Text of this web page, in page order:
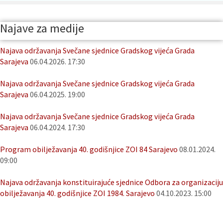
Najave za medije
Najava održavanja Svečane sjednice Gradskog vijeća Grada
Sarajeva 06.04.2026. 17:30
Najava održavanja Svečane sjednice Gradskog vijeća Grada
Sarajeva 06.04.2025. 19:00
Najava održavanja Svečane sjednice Gradskog vijeća Grada
Sarajeva 06.04.2024. 17:30
Program obilježavanja 40. godišnjice ZOI 84 Sarajevo 08.01.2024.
09:00
Najava održavanja konstituirajuće sjednice Odbora za organizaciju
obilježavanja 40. godišnjice ZOI 1984. Sarajevo 04.10.2023. 15:00